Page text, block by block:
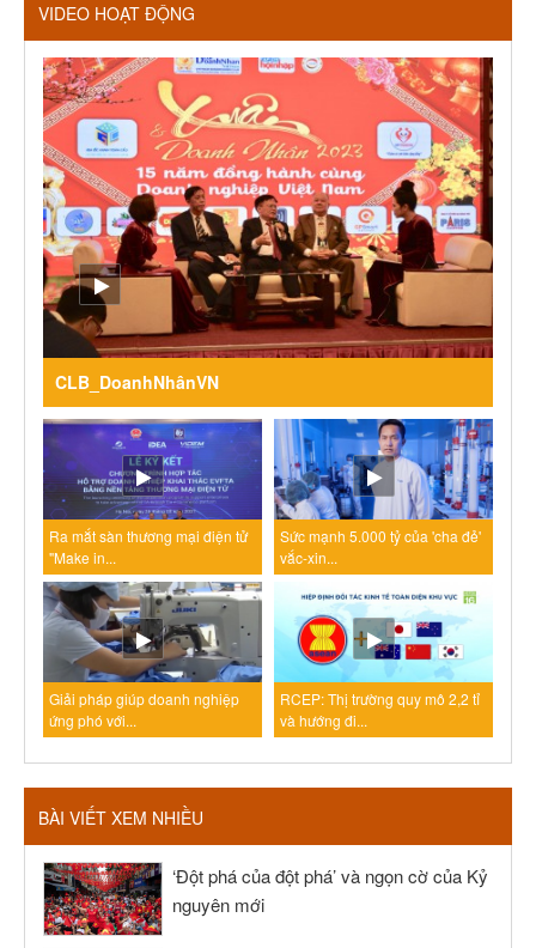
VIDEO HOẠT ĐỘNG
CLB_DoanhNhânVN
Ra mắt sàn thương mại điện tử
"Make in...
Sức mạnh 5.000 tỷ của 'cha đẻ'
vắc-xin...
Giải pháp giúp doanh nghiệp
ứng phó với...
RCEP: Thị trường quy mô 2,2 tỉ
và hướng đi...
BÀI VIẾT XEM NHIỀU
‘Đột phá của đột phá’ và ngọn cờ của Kỷ
nguyên mới